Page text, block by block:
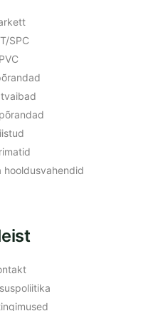
SPC
PVC
hooldusvahendid